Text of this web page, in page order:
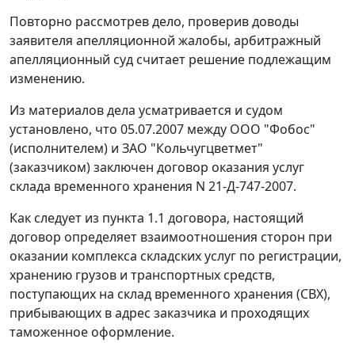
Повторно рассмотрев дело, проверив доводы
заявителя апелляционной жалобы, арбитражный
апелляционный суд считает решение подлежащим
изменению.
Из материалов дела усматривается и судом
установлено, что 05.07.2007 между ООО "Фобос"
(исполнителем) и ЗАО "Кольчугцветмет"
(заказчиком) заключен договор оказания услуг
склада временного хранения N 21-Д-747-2007.
Как следует из пункта 1.1 договора, настоящий
договор определяет взаимоотношения сторон при
оказании комплекса складских услуг по регистрации,
хранению грузов и транспортных средств,
поступающих на склад временного хранения (СВХ),
прибывающих в адрес заказчика и проходящих
таможенное оформление.